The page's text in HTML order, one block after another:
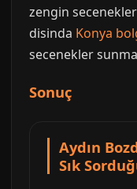
zengin
disinda Konya
secenekler
Sonuç
Aydın
Sık